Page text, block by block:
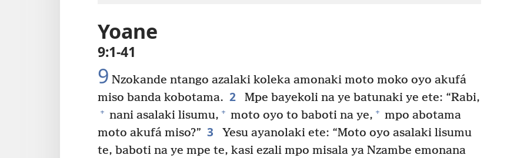
Yoane
9:1-41
9 Nzokande ntango azalaki koleka amonaki moto moko oyo akufá
miso banda kobotama. 2 Mpe bayekoli na ye batunaki ye ete: “Rabi,
+ nani asalaki lisumu, + moto oyo to baboti na ye, + mpo abotama
moto akufá miso?” 3
Yesu ayanolaki ete: “Moto oyo asalaki lisumu
te, baboti na ye mpe te, kasi ezali mpo misala ya Nzambe emonana